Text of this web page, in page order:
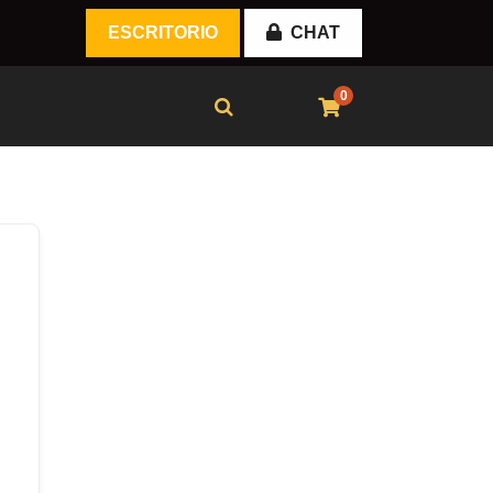
ESCRITORIO CHAT
0